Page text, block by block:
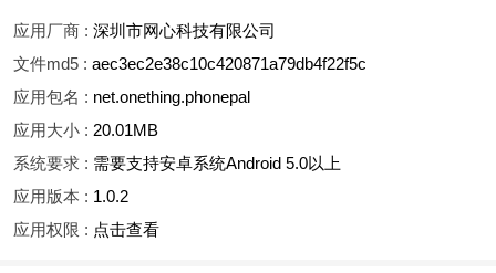
应用厂商 : 深圳市网心科技有限公司
文件md5 : aec3ec2e38c10c420871a79db4f22f5c
应用包名 : net.onething.phonepal
应用大小 : 20.01MB
系统要求 : 需要支持安卓系统Android 5.0以上
应用版本 : 1.0.2
应用权限 : 点击查看